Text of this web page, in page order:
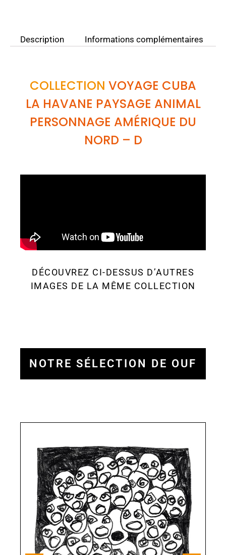
Description Informations complémentaires
COLLECTION VOYAGE CUBA
LA HAVANE PAYSAGE ANIMAL
PERSONNAGE AMÉRIQUE DU
NORD – D
DÉCOUVREZ CI-DESSUS D’AUTRES
IMAGES DE LA MÊME COLLECTION
NOTRE SÉLECTION DE OUF